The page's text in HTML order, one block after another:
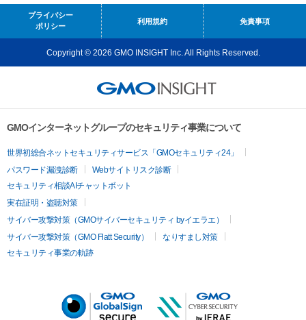
プライバシー
ポリシー
利用規約 免責事項
Copyright © 2026 GMO INSIGHT Inc. All Rights Reserved.
GMOインターネットグループのセキュリティ事業について
世界初総合ネットセキュリティサービス「GMOセキュリティ24」
パスワード漏洩診断
Webサイトリスク診断
セキュリティ相談AIチャットボット
実在証明・盗聴対策
サイバー攻撃対策（GMOサイバーセキュリティ byイエラエ）
サイバー攻撃対策（GMO Flatt Security）
なりすまし対策
セキュリティ事業の軌跡